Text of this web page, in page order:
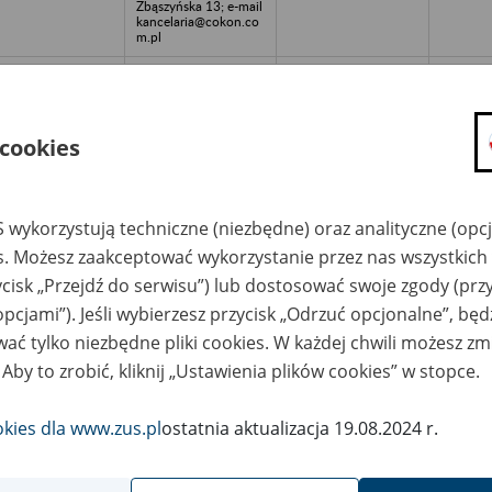
Zbąszyńska 13; e-mail
kancelaria@cokon.co
m.pl
Inwest Sp. z o.o.
k. - Warszawa, ul.
8
COKOM Sp. z o.o.
Przechowalnia Akt
Kancelaria
Archiwizacyjna -91-
342 Łódź, ul.
Zbąszyńska 13; e-mail
kancelaria@cokon.co
2011-
TV-SAT
COKOM Sp. z o.o.
Przechowalnia Akt
342 Łódź, ul.
Zbąszyńska 13; e-mail
m.pl
1996-
wykorzystują techniczne (niezbędne) oraz analityczne
Możesz zaakceptować wykorzystanie przez nas
„Przejdź do serwisu”) lub dostosować swoje zgody
Jeśli wybierzesz przycisk „Odrzuć opcjonalne”,
tylko niezbędne pliki cookies. W każdej chwili możesz
to zrobić, kliknij „Ustawienia plików cookies” w stopce.
dla www.zus.plostatnia aktualizacja 19.08.2024 r.